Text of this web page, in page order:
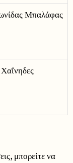
Μπαλάφας
μπορείτε να